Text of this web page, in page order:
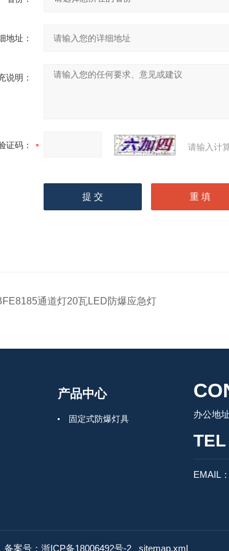
地址：
说明：
证码： 请输入计
通道灯20瓦LED防爆应急灯
产品中心
固定式防爆灯具 办公地
TEL
EMAIL
备案号：浙ICP备18006492号-2 sitemap.xml